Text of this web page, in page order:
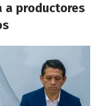
a productores